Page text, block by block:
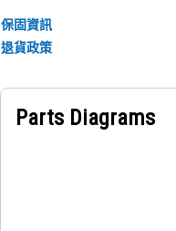
保固資訊
退貨政策
Parts Diagrams